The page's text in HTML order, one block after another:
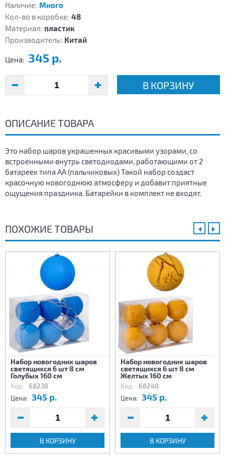
Наличие: Много
Кол-во в коробке: 48
Материал: пластик
Производитель: Китай
Цена: 345 р.
В КОРЗИНУ
ОПИСАНИЕ ТОВАРА
Это набор шаров украшенных красивыми узорами, со
встроенными внутрь светодиодами, работающими от 2
батареек типа АА (пальчиковых) Такой набор создаст
красочную новогоднюю атмосферу и добавит приятные
ощущения праздника. Батарейки в комплект не входят.
ПОХОЖИЕ ТОВАРЫ
Набор новогодних шаров
светящихся 6 шт 8 см
Голубых 160 см
Код: 68238
Цена: 345 р.
В КОРЗИНУ
Набор новогодних шаров
светящихся 6 шт 8 см
Желтых 160 см
Код: 68240
Цена: 345 р.
В КОРЗИНУ